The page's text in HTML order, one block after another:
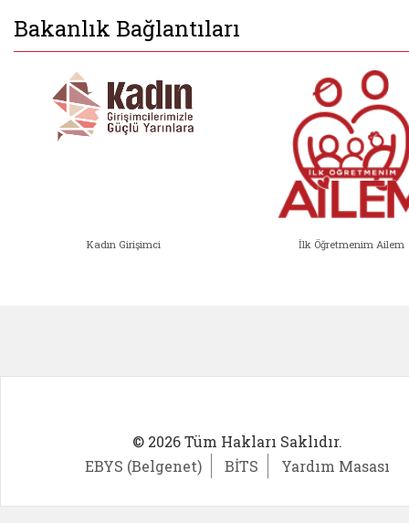
Bakanlık Bağlantıları
Kadın Girişimci İlk Öğretmenim Ailem
© 2026 Tüm Hakları Saklıdır.
EBYS (Belgenet)
BİTS Yardım Masası